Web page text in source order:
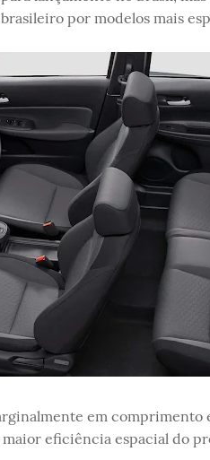
por modelos mais
em comprimento
eficiência espacial do